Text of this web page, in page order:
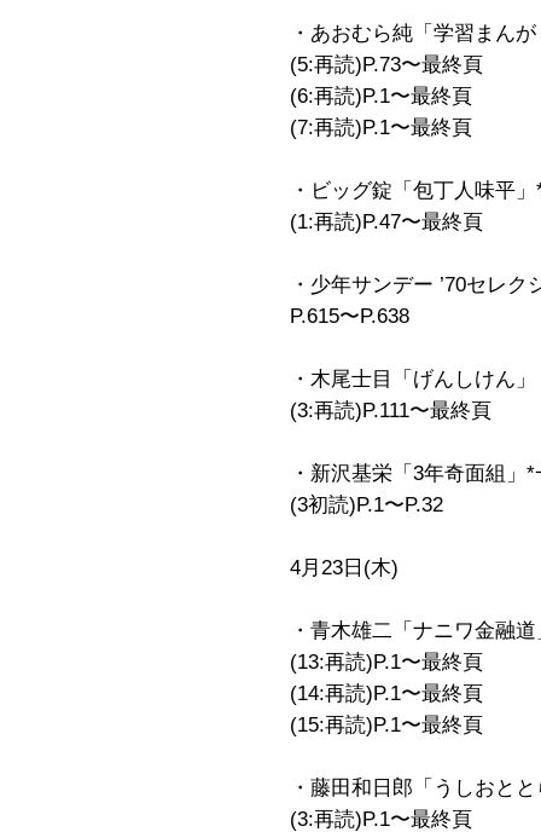
・あおむら純「学習まん
(5:再読)P.73〜最終頁
(6:再読)P.1〜最終頁
(7:再読)P.1〜最終頁
・ビッグ錠「包丁人味平
(1:再読)P.47〜最終頁
・少年サンデー ’70セレク
P.615〜P.638
・木尾士目「げんしけん」
(3:再読)P.111〜最終頁
・新沢基栄「3年奇面組
(3初読)P.1〜P.32
4月23日(木)
・青木雄二「ナニワ金融道
(13:再読)P.1〜最終頁
(14:再読)P.1〜最終頁
(15:再読)P.1〜最終頁
・藤田和日郎「うしおと
(3:再読)P.1〜最終頁